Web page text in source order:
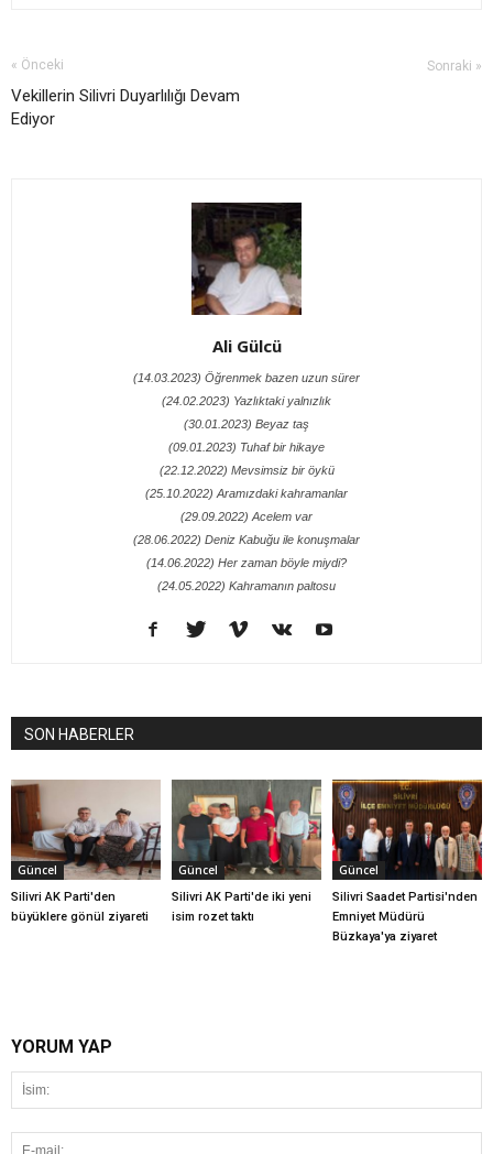
« Önceki
Vekillerin Silivri Duyarlılığı Devam
Ediyor
Sonraki »
Ali Gülcü
(14.03.2023) Öğrenmek bazen uzun sürer
(24.02.2023) Yazlıktaki yalnızlık
(30.01.2023) Beyaz taş
(09.01.2023) Tuhaf bir hikaye
(22.12.2022) Mevsimsiz bir öykü
(25.10.2022) Aramızdaki kahramanlar
(29.09.2022) Acelem var
(28.06.2022) Deniz Kabuğu ile konuşmalar
(14.06.2022) Her zaman böyle miydi?
(24.05.2022) Kahramanın paltosu
SON HABERLER
Güncel
Silivri AK Parti'den
büyüklere gönül ziyareti
Güncel
Silivri AK Parti'de iki yeni
isim rozet taktı
Güncel
Silivri Saadet Partisi'nden
Emniyet Müdürü
Büzkaya'ya ziyaret
YORUM YAP